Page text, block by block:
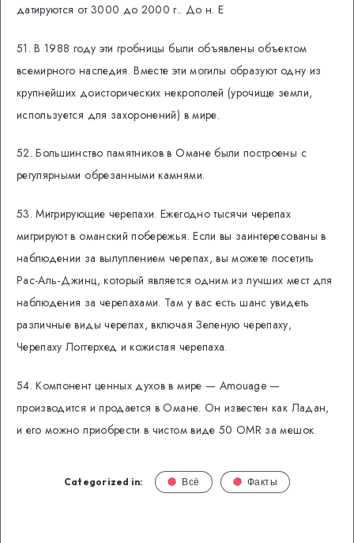
датируются от 3000 до 2000 г.. До н. Е
51. В 1988 году эти гробницы были объявлены объектом
всемирного наследия. Вместе эти могилы образуют одну из
крупнейших доисторических некрополей (урочище земли,
используется для захоронений) в мире.
52. Большинство памятников в Омане были построены с
регулярными обрезанными камнями.
53. Мигрирующие черепахи. Ежегодно тысячи черепах
мигрируют в оманский побережья. Если вы заинтересованы в
наблюдении за вылуплением черепах, вы можете посетить
Рас-Аль-Джинц, который является одним из лучших мест для
наблюдения за черепахами. Там у вас есть шанс увидеть
различные виды черепах, включая Зеленую черепаху,
Черепаху Логгерхед и кожистая черепаха.
54. Компонент ценных духов в мире — Amouage —
производится и продается в Омане. Он известен как Ладан,
и его можно приобрести в чистом виде 50 OMR за мешок.
Categorized in: Всё Факты